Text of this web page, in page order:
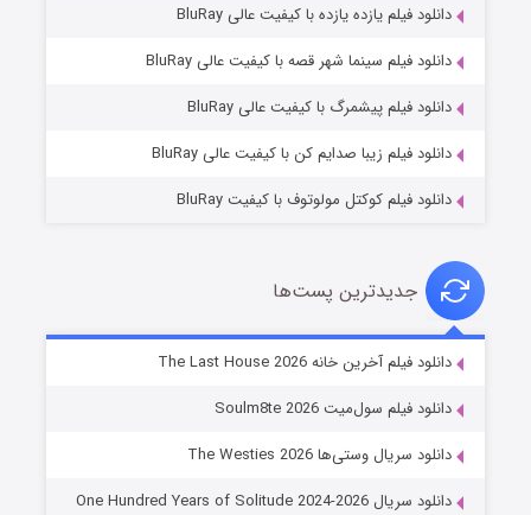
خاندان اژدها فصل ۳
دانلود فیلم یازده یازده با کیفیت عالی BluRay
دانلود فیلم سینما شهر قصه با کیفیت عالی BluRay
دانلود فیلم پیشمرگ با کیفیت عالی BluRay
دانلود فیلم زیبا صدایم کن با کیفیت عالی BluRay
دانلود فیلم کوکتل مولوتوف با کیفیت BluRay
جدیدترین پست‌ها
دانلود فیلم آخرین خانه The Last House 2026
دانلود فیلم سول‌میت Soulm8te 2026
دانلود سریال وستی‌ها The Westies 2026
دانلود سریال One Hundred Years of Solitude 2024-2026